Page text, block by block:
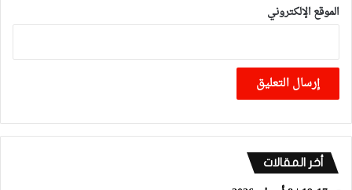
الموقع الإلكتروني
أخر المقالات